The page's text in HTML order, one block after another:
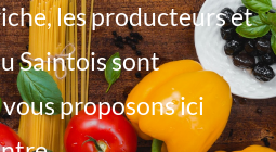
les producteurs et
Saintois sont
proposons ici